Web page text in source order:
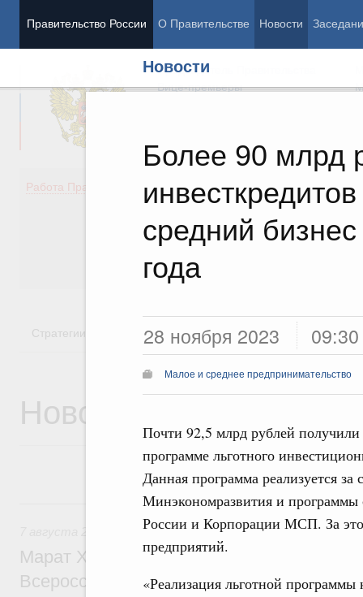
Правительство России О Правительстве Новости
Новости
Более 90 млрд
средний
года
28 ноября 2023 09:30
Малое и среднее предпринимательство
Почти 92,5 млрд рублей
программе льготного
Данная программа реализуется
Минэкономразвития и
России и Корпорации МСП. За это
предприятий.
«Реализация льготной программы
Председатель Правительства
Вице-премьеры
Работа Правительства
Демография
Здоровье
Образование
Культура
Стратегии Государственные программы
Новости
7 августа, пятница
Экономика городов. Городская среда
Марат Хуснуллин провёл заседание
Всероссийского конкурса лучших